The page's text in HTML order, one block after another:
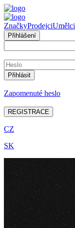
ZnačkyProdejciUmělci
Přihlášení
Zapomenuté heslo
REGISTRACE
CZ
SK